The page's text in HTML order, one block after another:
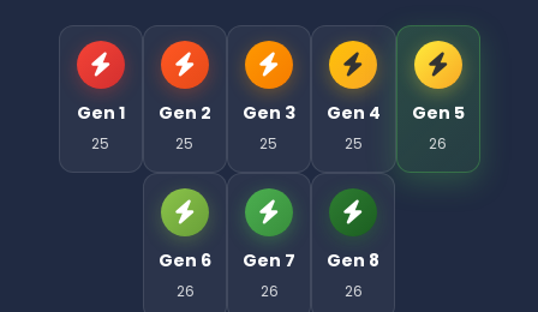
Gen 1
25
Gen 2
25
Gen 3
25
Gen 4
25
Gen 5
26
Gen 6
26
Gen 7
26
Gen 8
26